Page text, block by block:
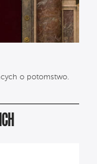
o potomstwo.